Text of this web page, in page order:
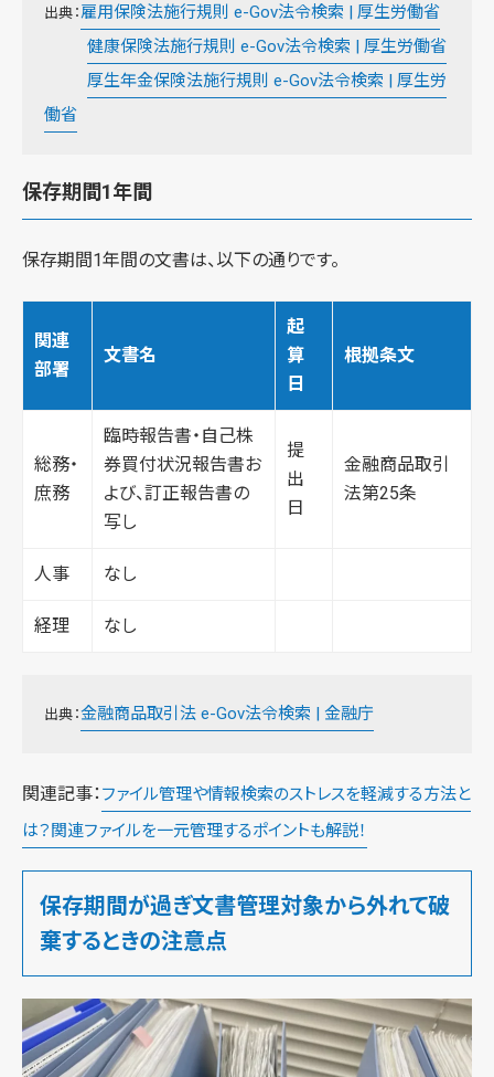
出典： 雇用保険法施行規則 e-Gov法令検索 | 厚生労働省
健康保険法施行規則 e-Gov法令検索 | 厚生労働省
厚生年金保険法施行規則 e-Gov法令検索 | 厚生労
働省
保存期間1年間
保存期間1年間の文書は、以下の通りです。
関連
部署
文書名
起
算
日
根拠条文
総務・
庶務
臨時報告書・自己株
券買付状況報告書お
よび、訂正報告書の
写し
提
出
日
金融商品取引
法第25条
人事 なし
経理 なし
出典：金融商品取引法 e-Gov法令検索 | 金融庁
関連記事： ファイル管理や情報検索のストレスを軽減する方法と
は？関連ファイルを一元管理するポイントも解説！
保存期間が過ぎ文書管理対象から外れて破
棄するときの注意点